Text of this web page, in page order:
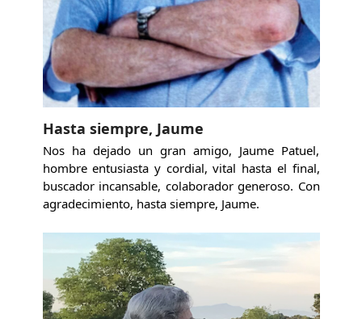
Hasta siempre, Jaume
Nos ha dejado un gran amigo, Jaume Patuel,
hombre entusiasta y cordial, vital hasta el final,
buscador incansable, colaborador generoso. Con
agradecimiento, hasta siempre, Jaume.